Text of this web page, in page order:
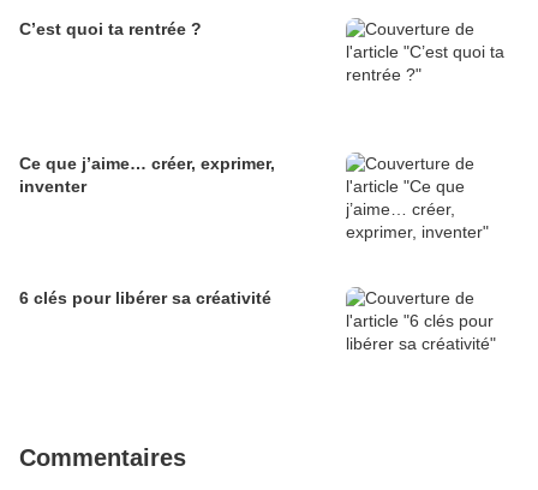
C’est quoi ta rentrée ?
Ce que j’aime… créer, exprimer,
inventer
6 clés pour libérer sa créativité
Commentaires